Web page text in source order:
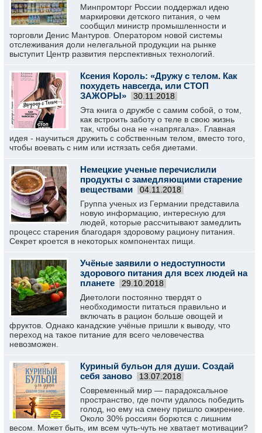
Минпромторг России поддержал идею
маркировки детского питания, о чем
сообщил министр промышленности и
торговли Денис Мантуров. Оператором новой системы
отслеживания доли нелегальной продукции на рынке
выступит Центр развития перспективных технологий.
Ксения Король: «Дружу с телом. Как
похудеть навсегда, или СТОП
ЗАЖОРЫ»
30.11.2018
Эта книга о дружбе с самим собой, о том,
как встроить заботу о теле в свою жизнь
так, чтобы она не «напрягала». Главная
идея - научиться дружить с собственным телом, вместо того,
чтобы воевать с ним или истязать себя диетами.
Немецкие ученые перечислили
продукты с замедляющими старение
веществами
04.11.2018
Группа ученых из Германии представила
новую информацию, интересную для
людей, которые рассчитывают замедлить
процесс старения благодаря здоровому рациону питания.
Секрет кроется в некоторых компонентах пищи.
Учёные заявили о недоступности
здорового питания для всех людей на
планете
29.10.2018
Диетологи постоянно твердят о
необходимости питаться правильно и
включать в рацион больше овощей и
фруктов. Однако канадские учёные пришли к выводу, что
переход на такое питание для всего человечества
невозможен.
Куриный бульон для души. Создай
себя заново
13.07.2018
Современный мир — парадоксальное
пространство, где почти удалось победить
голод, но ему на смену пришло ожирение.
Около 30% россиян борются с лишним
весом. Может быть, им всем чуть-чуть не хватает мотивации?